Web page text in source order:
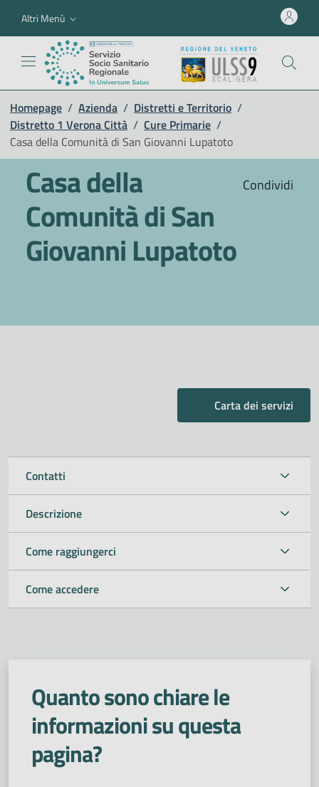
Altri Menù
Homepage / Azienda / Distretti e Territorio /
Distretto 1 Verona Città / Cure Primarie /
Casa della Comunità di San Giovanni Lupatoto
Condividi
Casa della
Comunità di San
Giovanni Lupatoto
Carta dei servizi
Contatti
Descrizione
Come raggiungerci
Come accedere
Quanto sono chiare le
informazioni su questa
pagina?